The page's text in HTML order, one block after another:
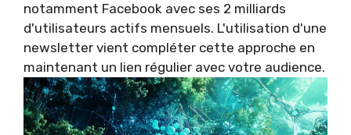
notamment Facebook avec ses 2 milliards
d'utilisateurs actifs mensuels. L'utilisation d'une
newsletter vient compléter cette approche en
maintenant un lien régulier avec votre audience.